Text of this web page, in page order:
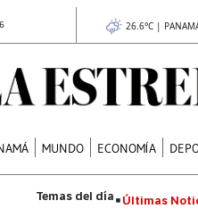
26.6°C |
MUNDO ECONOMÍA
Últimas